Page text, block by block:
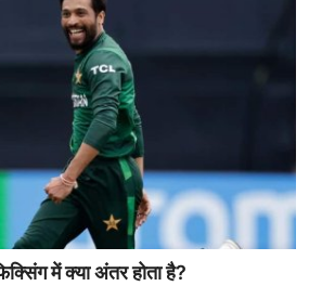
में क्या अंतर होता है?